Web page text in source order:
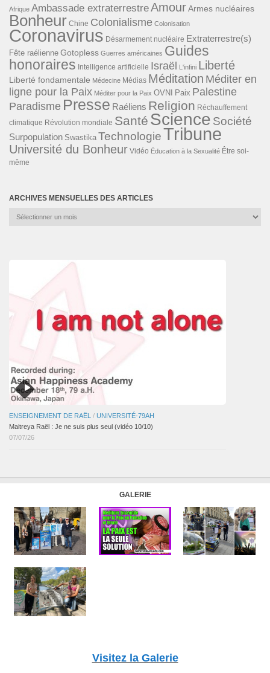
Afrique Ambassade extraterrestreAmourArmes nucléaires
Bonheur Chine Colonialisme Colonisation
Coronavirus Désarmement nucléaire Extraterrestre(s)
Fête raélienne Gotopless Guerres américaines Guides
honoraires Intelligence artificielle Israël L'infini Liberté
Liberté fondamentale Médecine Médias Méditation Méditer en
ligne pour la Paix Méditer pour la Paix OVNI Paix Palestine
Paradisme Presse Raéliens Religion Réchauffement
climatique Révolution mondiale Santé Science Société
Surpopulation Swastika TechnologieTribune
Université du Bonheur Vidéo Éducation à la Sexualité Être soi-
même
ARCHIVES MENSUELLES DES ARTICLES
Archives
ENSEIGNEMENT DE RAËL / UNIVERSITÉ-79AH
Maitreya Raël : Je ne suis plus seul (vidéo 10/10)
07/07/26
GALERIE
Visitez la Galerie